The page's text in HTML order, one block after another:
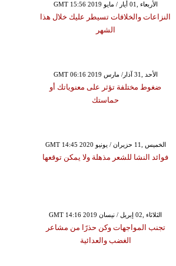
GMT 15:56 2019 الأربعاء ,01 أيار / مايو
النزاعات والخلافات تسيطر عليك خلال هذا
الشهر
GMT 06:16 2019 الأحد ,31 آذار/ مارس
ضغوط مختلفة تؤثر على معنوياتك أو
حماستك
GMT 14:45 2020 الخميس ,11 حزيران / يونيو
فوائد النشا للشعر مذهلة ولا يمكن توقعها
GMT 14:16 2019 الثلاثاء ,02 إبريل / نيسان
تجنب المواجهات وكن حذرًا من مشاعر
الغضب والعدائية